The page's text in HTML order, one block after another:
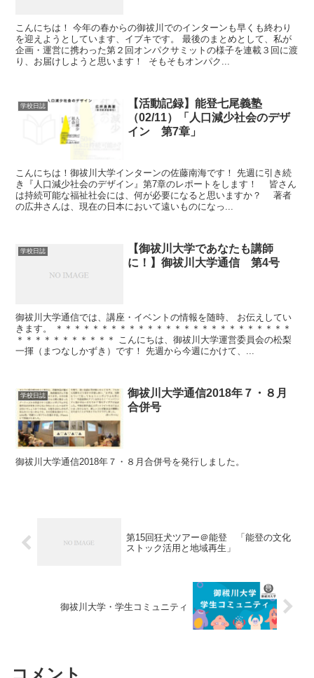
こんにちは！ 今年の春からの御祓川でのインターンも早くも終わり
を迎えようとしています、イブキです。 最後のまとめとして、私が
企画・運営に携わった第２回オンパクサミットの様子を連載３回に渡
り、お届けしようと思います！ そもそもオンパク...
学校日誌
【活動記録】能登七尾義塾
（02/11）「人口減少社会のデザ
イン 第7章」
こんにちは！御祓川大学インターンの佐藤南海です！ 先週に引き続
き『人口減少社会のデザイン』第7章のレポートをします！ 皆さん
は持続可能な福祉社会には、何が必要になると思いますか？ 著者
の広井さんは、現在の日本において遠いものになっ...
学校日誌
【御祓川大学であなたも講師
に！】御祓川大学通信 第4号
御祓川大学通信では、講座・イベントの情報を随時、 お伝えしてい
きます。 ＊＊＊＊＊＊＊＊＊＊＊＊＊＊＊＊＊＊＊＊＊＊＊＊＊＊
＊＊＊＊＊＊＊＊＊＊＊ こんにちは、御祓川大学運営委員会の松梨
一揮（まつなしかずき）です！ 先週から今週にかけて、...
学校日誌
御祓川大学通信2018年７・８月
合併号
御祓川大学通信2018年７・８月合併号を発行しました。
第15回狂犬ツアー＠能登 「能登の文化
ストック活用と地域再生」
御祓川大学・学生コミュニティ
コメント